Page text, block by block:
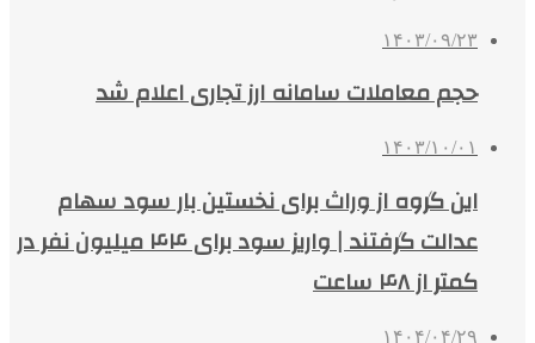
۱۴۰۳/۰۹/۲۳
حجم معاملات سامانه ارز تجاری اعلام شد
۱۴۰۳/۱۰/۰۱
این گروه از وراث برای نخستین بار سود سهام
عدالت گرفتند | واریز سود برای ۴۴ میلیون نفر در
کمتر از ۴۸ ساعت
۱۴۰۴/۰۴/۲۹